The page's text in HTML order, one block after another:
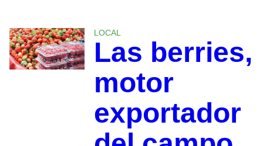
LOCAL
Las berries,
motor
exportador